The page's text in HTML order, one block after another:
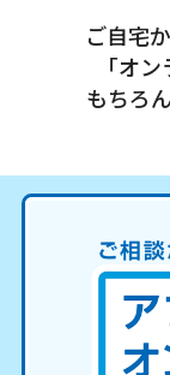
ご自宅
「オ
もちろ